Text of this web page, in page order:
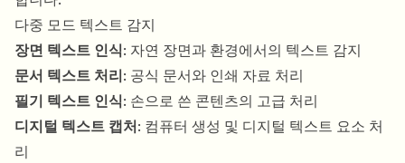
다중 모드 텍스트 감지
장면 텍스트 인식: 자연 장면과 환경에서의 텍스트 감지
문서 텍스트 처리: 공식 문서와 인쇄 자료 처리
필기 텍스트 인식: 손으로 쓴 콘텐츠의 고급 처리
디지털 텍스트 캡처: 컴퓨터 생성 및 디지털 텍스트 요소 처
리